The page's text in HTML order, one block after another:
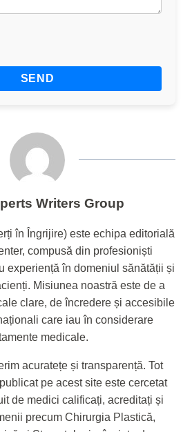
Writers Group
în Îngrijire) este echipa editorială
compusă din profesioniști
experiență în domeniul sănătății și
Misiunea noastră este de a
clare, de încredere și accesibile
care iau în considerare
medicale.
acuratețe și transparență. Tot
pe acest site este cercetat
de medici calificați, acreditați și
precum Chirurgia Plastică,